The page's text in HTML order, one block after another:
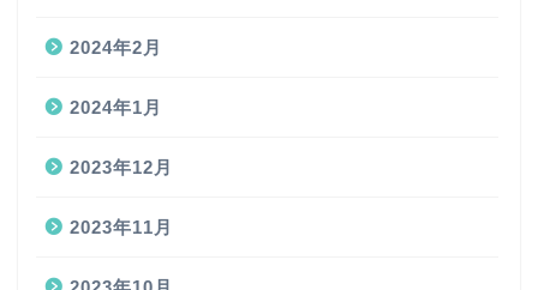
2024年2月
2024年1月
2023年12月
2023年11月